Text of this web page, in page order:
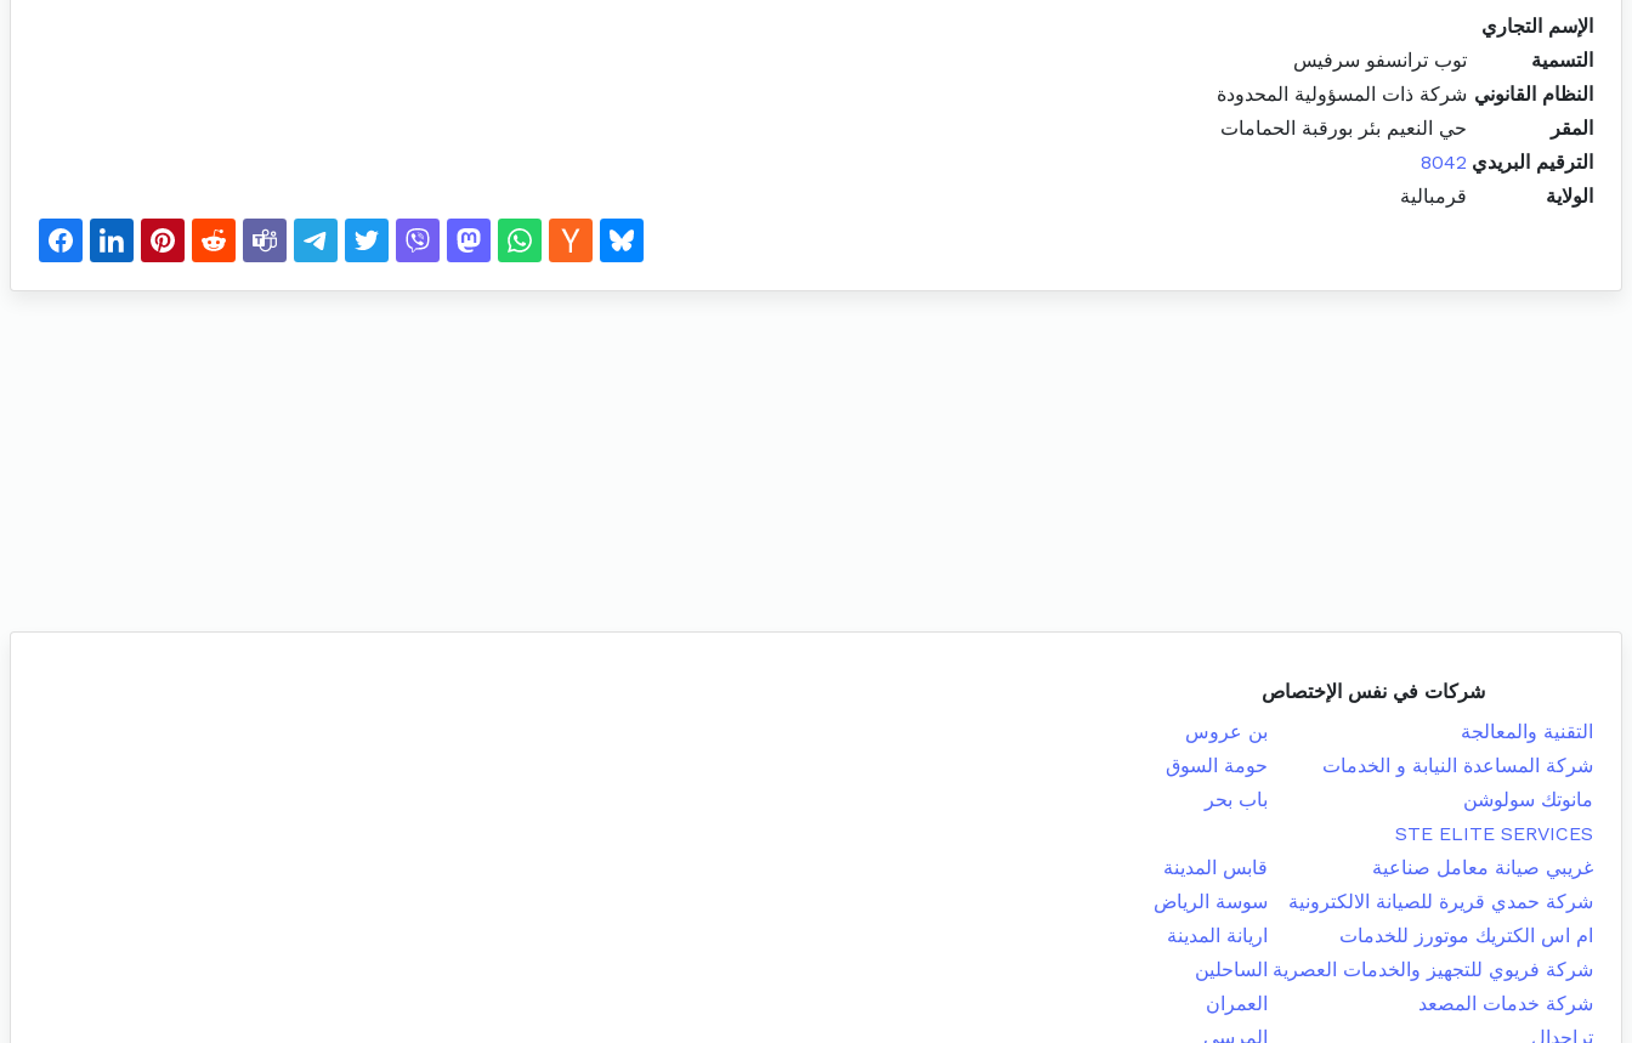
الإسم التجاري
التسمية
توب ترانسفو سرفيس
النظام القانوني شركة ذات المسؤولية المحدودة
المقر
حي النعيم بئر بورقبة الحمامات
الترقيم البريدي 8042
الولاية
قرمبالية
شركات في نفس الإختصاص
التقنية والمعالجة
بن عروس
شركة المساعدة النيابة و الخدمات
حومة السوق
مانوتك سولوشن
باب بحر
STE ELITE SERVICES
غريبي صيانة معامل صناعية
قابس المدينة
شركة حمدي قريرة للصيانة الالكترونية
سوسة الرياض
ام اس الكتريك موتورز للخدمات
اريانة المدينة
شركة فريوي للتجهيز والخدمات العصرية الساحلين
شركة خدمات المصعد
العمران
تراجدال
المرسى